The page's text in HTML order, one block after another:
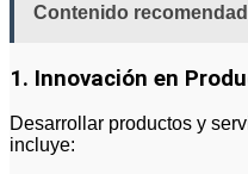
Contenido
1. Innovación en
Desarrollar productos y
incluye: